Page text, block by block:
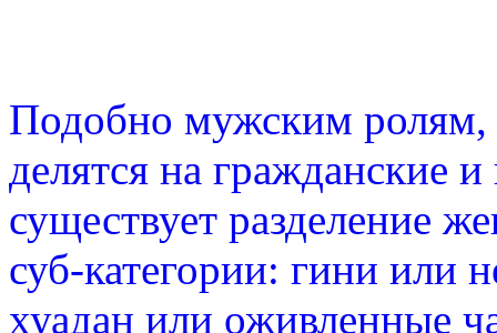
Подобно мужским ролям,
делятся на гражданские
существует разделение
суб-категории: гини
хуадан или оживленные